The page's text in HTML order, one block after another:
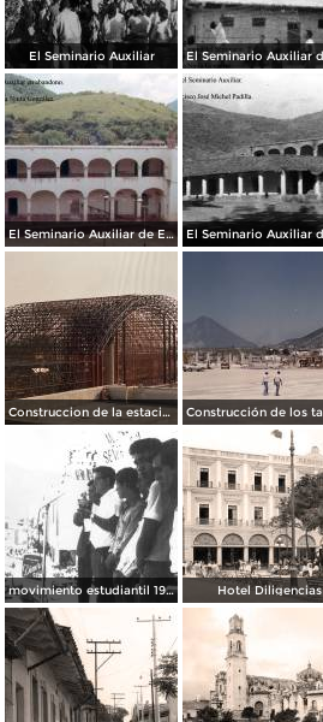
El Seminario Auxiliar
El Seminario Auxiliar de Ejutla
Construccion de la estacion cuauhtemoc
movimiento estudiantil 1966 Hotel Diligencias